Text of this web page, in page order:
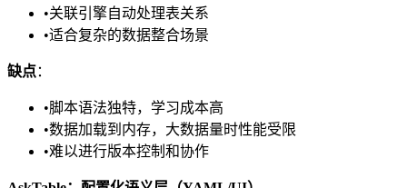
•关联引擎自动处理表关系
•适合复杂的数据整合场景
缺点：
•脚本语法独特，学习成本高
•数据加载到内存，大数据量时性能受限
•难以进行版本控制和协作